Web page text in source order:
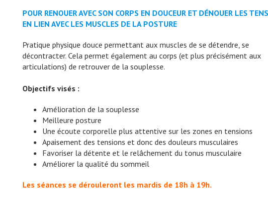
POUR RENOUER AVEC SON CORPS EN DOUCEUR ET DÉNOUER LES
EN LIEN AVEC LES MUSCLES DE LA POSTURE
Pratique physique douce permettant aux muscles de se détendre, se
décontracter. Cela permet également au corps (et plus précisément aux
articulations) de retrouver de la souplesse.
Objectifs visés :
Amélioration de la souplesse
Meilleure posture
Une écoute corporelle plus attentive sur les zones en tensions
Apaisement des tensions et donc des douleurs musculaires
Favoriser la détente et le relâchement du tonus musculaire
Améliorer la qualité du sommeil
Les séances se dérouleront les mardis de 18h à 19h.